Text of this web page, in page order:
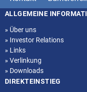
Seitenstruktur
ALLGEMEINE
» Über uns
» Investor Relations
» Links
» Verlinkung
» Downloads
DIREKTEINSTIEG